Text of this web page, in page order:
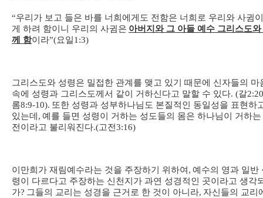
“우리가 보고 들은 바를 너희에게도 전함은 너희로 우리와 사귐
게 하려 함이니 우리의 사귐은 아버지와 그 아들 예수 그리스도와
께 함이라”(요일1:3)
그리스도와 성령은 밀접한 관계를 맺고 있기 때문에 신자들의 마
속에 성령과 그리스도께서 같이 거하신다고 말할 수 있다. (갈
롬8:9-10). 또한 성령과 성부하나님도 본질적인 동일성을 표현하
있는데 , 예를 들면 성령이 거하는 성도들의 몸은 하나님이 거하는
전이라고 불리워진다.(고전3:16)
이만희가 재림예수라는 것을 주장하기 위하여 , 예수의 영과 일반
령이 다르다고 주장하는 신천지가 과연 성경적인 곳이라고 생각
가? 그들의 교리는 성경을 근거로 한 것이 아니라, 자신들의 교리